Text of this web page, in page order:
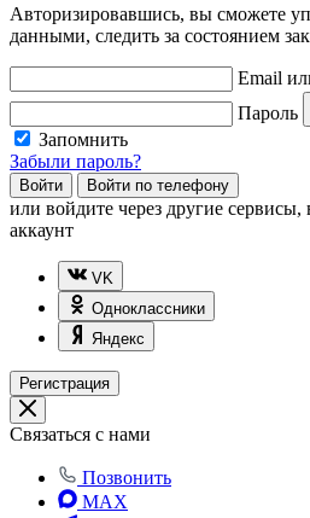
Авторизировавшись, вы сможете
данными, следить за состоянием
Email
Пароль
Запомнить
Забыли пароль?
Войти Войти по телефону
или войдите через другие
аккаунт
VK
Одноклассники
Яндекс
Регистрация
Связаться с нами
Позвонить
MAX